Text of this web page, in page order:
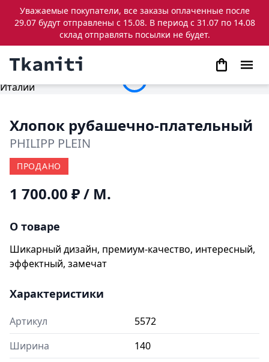
Уважаемые покупатели, все заказы оплаченные после
29.07 будут отправлены с 15.08. В период с 31.07 по 14.08
склад отправлять посылки не будет.
Хлопок рубашечно-плательный
PHILIPP PLEIN
ПРОДАНО
1 700.00 ₽/ М.
О товаре
Шикарный дизайн, премиум-качество, интересный,
эффектный, замечат
Характеристики
Артикул
5572
Ширина
140